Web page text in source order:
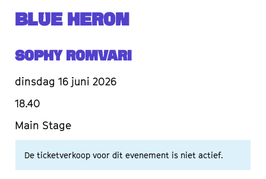
BLUE HERON
Sophy Romvari
dinsdag 16 juni 2026
18.40
Main Stage
De ticketverkoop voor dit evenement is niet actief.